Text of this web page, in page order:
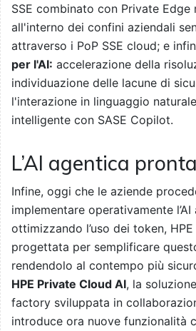
SSE combinato con Private
all'interno dei confini aziendali
attraverso i PoP SSE cloud; e
per l'AI: accelerazione della
individuazione delle lacune di
l'interazione in linguaggio
intelligente con SASE Copilot.
L’AI agentica
Infine, oggi che le aziende
implementare operativamente l’AI
ottimizzando l’uso dei token,
progettata per semplificare
rendendolo al contempo più
HPE Private Cloud AI, la
factory sviluppata in
introduce ora nuove funzionalità